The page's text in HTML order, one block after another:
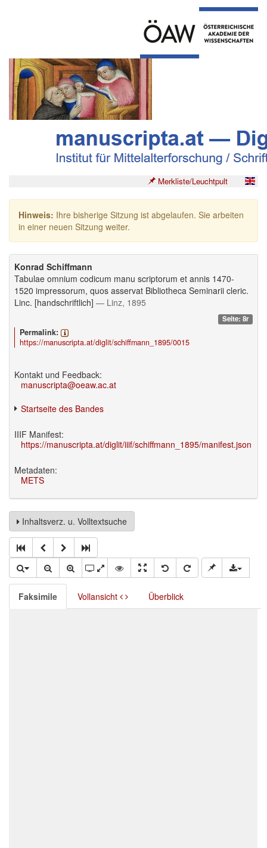
Merkliste/Leuchtpult
Hinweis: Ihre bisherige Sitzung ist abgelaufen. Sie arbeiten
in einer neuen Sitzung weiter.
Konrad Schiffmann
Tabulae omnium codicum manu scriptorum et annis 1470-
1520 impressorum, quos asservat Bibliotheca Seminarii cleric.
Linc. [handschriftlich] — Linz, 1895
Seite: 8r
Permalink:
https://manuscripta.at/diglit/schiffmann_1895/0015
Kontakt und Feedback:
manuscripta@oeaw.ac.at
Startseite des Bandes
IIIF Manifest:
https://manuscripta.at/diglit/iiif/schiffmann_1895/manifest.json
Metadaten:
METS
Inhaltsverz. u. Volltextsuche
Faksimile Vollansicht Überblick